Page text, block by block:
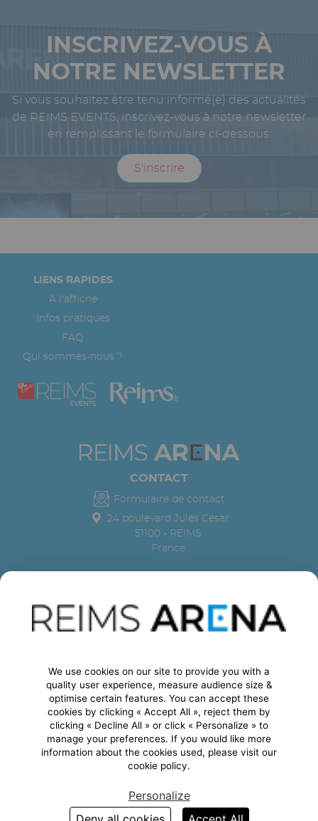
INSCRIVEZ-VOUS À
NOTRE NEWSLETTER
Si vous souhaitez être tenu informé(e) des actualités
de REIMS EVENTS, inscrivez-vous à notre newsletter
en remplissant le formulaire ci-dessous.
S'inscrire
LIENS RAPIDES
A l'affiche
Infos pratiques
FAQ
Qui sommes-nous ?
CONTACT
Formulaire de contact
24 boulevard Jules César
51100- REIMS
France
Règlement intérieur
Politique de Confidentialité - Copyright 2022
We use cookies on our site to provide you with a
quality user experience, measure audience size &
optimise certain features. You can accept these
cookies by clicking « Accept All », reject them by
clicking « Decline All » or click « Personalize » to
manage your preferences. If you would like more
information about the cookies used, please visit our
cookie policy.
Personalize